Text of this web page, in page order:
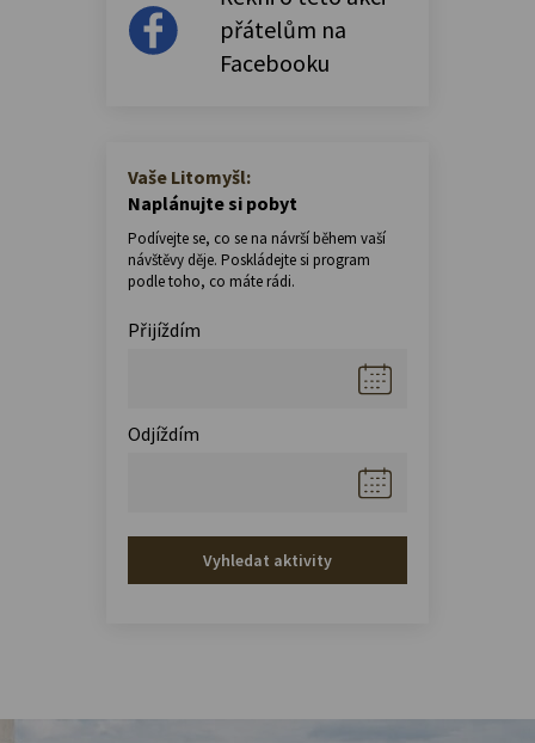
přátelům na
Facebooku
Vaše Litomyšl:
Naplánujte si pobyt
Podívejte se, co se na návrší během vaší
návštěvy děje. Poskládejte si program
podle toho, co máte rádi.
Přijíždím
Odjíždím
Vyhledat aktivity